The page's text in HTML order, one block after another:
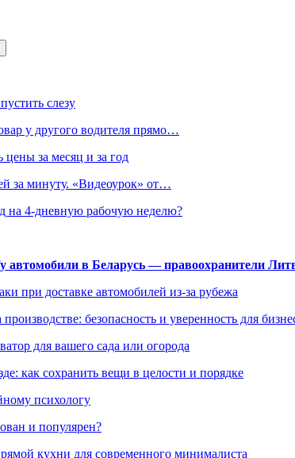
слезу
у другого водителя прямо…
цены за месяц и за год
за минуту. «Видеоурок» от…
на 4-дневную рабочую неделю?
автомобили в Беларусь — правоохранители
при доставке автомобилей из-за рубежа
безопасность и уверенность для
для вашего сада или огорода
как сохранить вещи в целости и порядке
психологу
и популярен?
кухни для современного минималиста